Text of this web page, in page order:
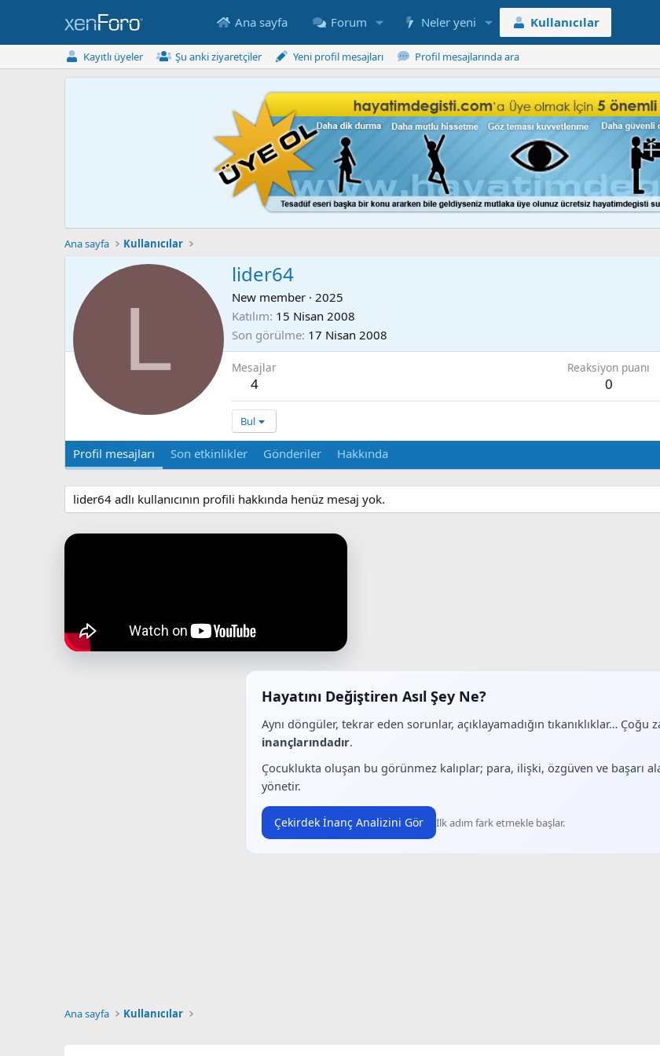
Ana sayfa Forum Neler yeni Kullanıcılar
Kayıtlı üyeler Şu anki ziyaretçiler Yeni profil mesajları Profil mesajlarında ara
Ana sayfa Kullanıcılar
L
lider64
New member · 2025
Katılım 15 Nisan 2008
Son görülme 17 Nisan 2008
Mesajlar
4
Reaksiyon puanı
0
Bul
Profil mesajları Son etkinlikler Gönderiler Hakkında
lider64 adlı kullanıcının profili hakkında henüz mesaj yok.
Hayatını Değiştiren Asıl Şey Ne?
Aynı döngüler, tekrar eden sorunlar, açıklayamadığın tıkanıklıklar… Çoğu
inançlarındadır.
Çocuklukta oluşan bu görünmez kalıplar; para, ilişki, özgüven ve başarı
yönetir.
Çekirdek İnanç Analizini Gör İlk adım fark etmekle başlar.
Ana sayfa Kullanıcılar